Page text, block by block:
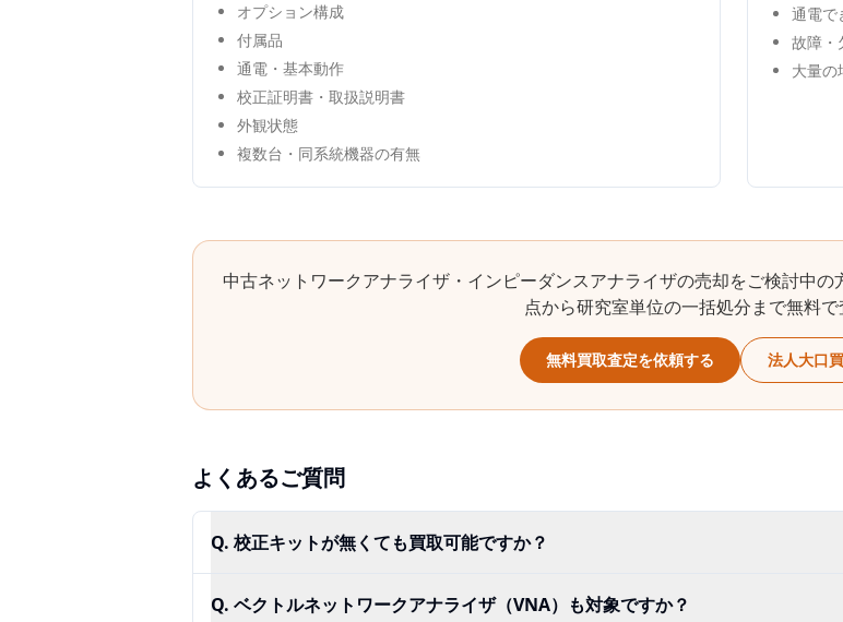
オプション構成
付属品
通電・基本動作
校正証明書・取扱説明書
外観状態
複数台・同系統機器の有無
通電で
故障・
大量の
中古ネットワークアナライザ・インピーダンスアナライザの売却をご検討中の
点から研究室単位の一括処分まで無料で
無料買取査定を依頼する 法人大口
よくあるご質問
Q. 校正キットが無くても買取可能ですか？
Q. ベクトルネットワークアナライザ（VNA）も対象ですか？